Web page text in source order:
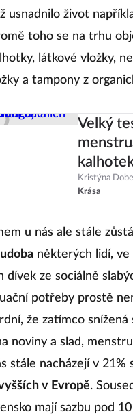
usnadnilo život
toho se na trhu
látkové vložky,
a tampony z
Velký
fungují
nezradí?
Kristýna
Krása
u nás ale stále
některých lidí, ve
dívek ze sociálně
potřeby prostě
že zatímco snížená
noviny a slad,
stále nacházejí v 21%
v Evropě.
mají sazbu pod